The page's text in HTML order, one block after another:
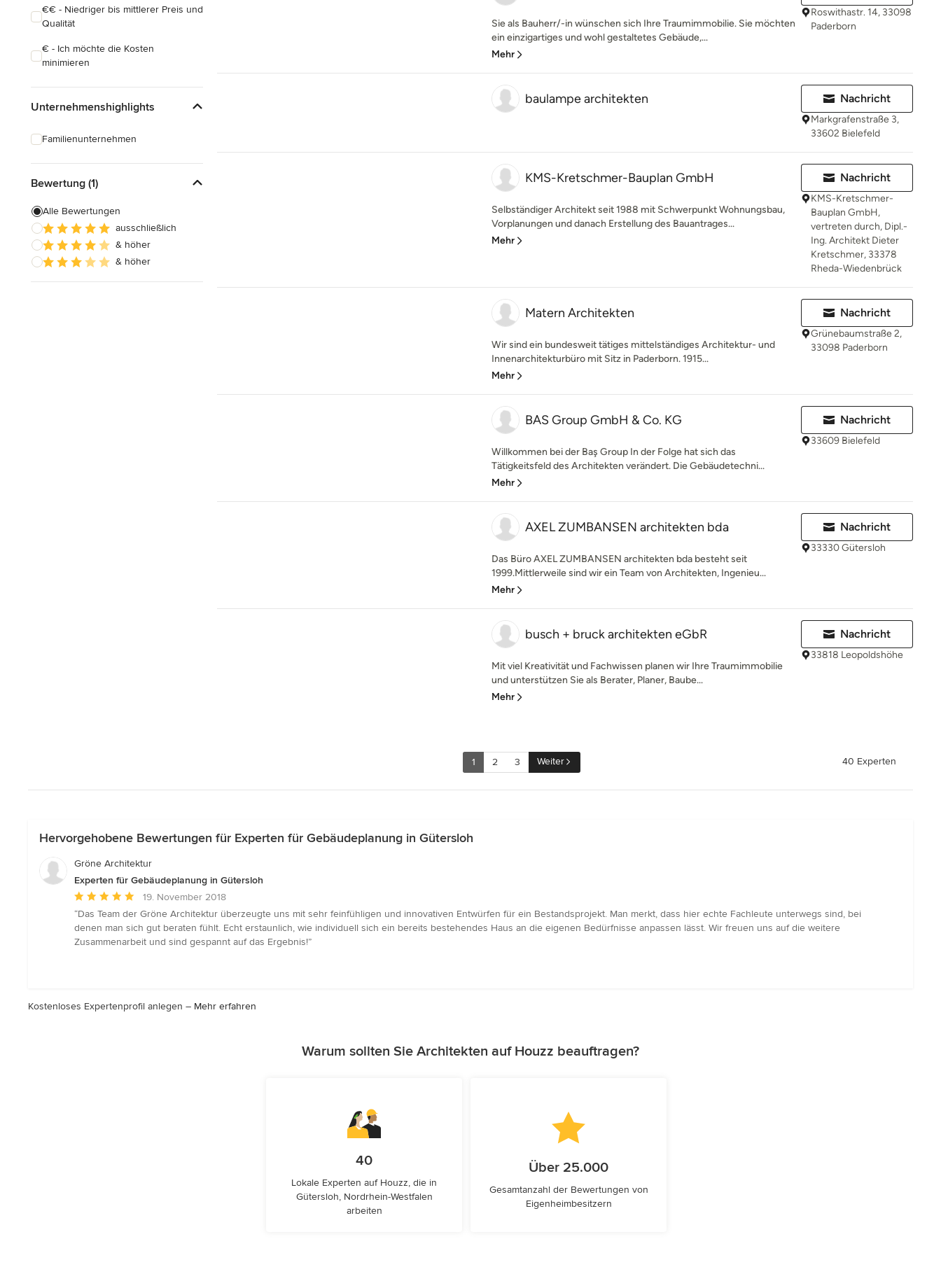
€€ - Niedriger bis mittlerer Preis und
Qualität
€ - Ich möchte die Kosten
minimieren
Unternehmenshighlights
Familienunternehmen
Bewertung (1)
Alle Bewertungen
ausschließlich
& höher
& höher
Sie als Bauherr/-in wünschen sich Ihre Traumimmobilie. Sie möchten
ein einzigartiges und wohl gestaltetes Gebäude,...
Mehr
Roswithastr. 14, 33098
Paderborn
baulampe architekten Nachricht
Markgrafenstraße 3,
33602 Bielefeld
KMS-Kretschmer-Bauplan GmbH
Selbständiger Architekt seit 1988 mit Schwerpunkt Wohnungsbau,
Vorplanungen und danach Erstellung des Bauantrages...
Mehr
Nachricht
KMS-Kretschmer-
Bauplan GmbH,
vertreten durch, Dipl.-
Ing. Architekt Dieter
Kretschmer, 33378
Rheda-Wiedenbrück
Matern Architekten
Wir sind ein bundesweit tätiges mittelständiges Architektur- und
Innenarchitekturbüro mit Sitz in Paderborn. 1915...
Mehr
Nachricht
Grünebaumstraße 2,
33098 Paderborn
BAS Group GmbH & Co. KG
Willkommen bei der Baş Group In der Folge hat sich das
Tätigkeitsfeld des Architekten verändert. Die Gebäudetechni...
Mehr
Nachricht
33609 Bielefeld
AXEL ZUMBANSEN architekten bda
Das Büro AXEL ZUMBANSEN architekten bda besteht seit
1999.Mittlerweile sind wir ein Team von Architekten, Ingenieu...
Mehr
Nachricht
33330 Gütersloh
busch + bruck architekten eGbR
Mit viel Kreativität und Fachwissen planen wir Ihre Traumimmobilie
und unterstützen Sie als Berater, Planer, Baube...
Mehr
Nachricht
33818 Leopoldshöhe
1 2 3 Weiter 40 Experten
Hervorgehobene Bewertungen für Experten für Gebäudeplanung in Gütersloh
Gröne Architektur
Experten für Gebäudeplanung in Gütersloh
Durchschnittliche
Bewertung:
5
von
19. November 2018
“Das Team der Gröne Architektur überzeugte uns mit sehr feinfühligen und innovativen Entwürfen für ein Bestandsprojekt. Man merkt, dass hier echte Fachleute unterwegs sind, bei
denen man sich gut beraten fühlt. Echt erstaunlich, wie individuell sich ein bereits bestehendes Haus an die eigenen Bedürfnisse anpassen lässt. Wir freuen uns auf die weitere
Zusammenarbeit und sind gespannt auf das Ergebnis!”
Kostenloses Expertenprofil anlegen – Mehr erfahren
Warum sollten Sie Architekten auf Houzz beauftragen?
40
Lokale Experten auf Houzz, die in
Gütersloh, Nordrhein-Westfalen
arbeiten
Über 25.000
Gesamtanzahl der Bewertungen von
Eigenheimbesitzern